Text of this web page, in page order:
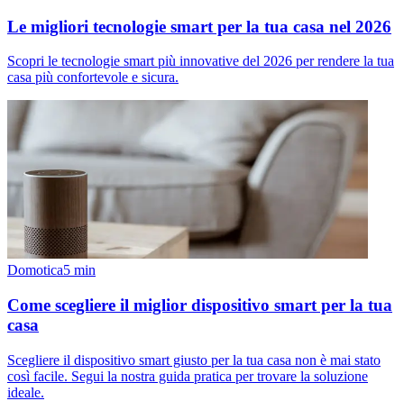
Le migliori tecnologie smart per la tua casa nel 2026
Scopri le tecnologie smart più innovative del 2026 per rendere la tua
casa più confortevole e sicura.
Domotica5 min
Come scegliere il miglior dispositivo smart per la tua
casa
Scegliere il dispositivo smart giusto per la tua casa non è mai stato
così facile. Segui la nostra guida pratica per trovare la soluzione
ideale.